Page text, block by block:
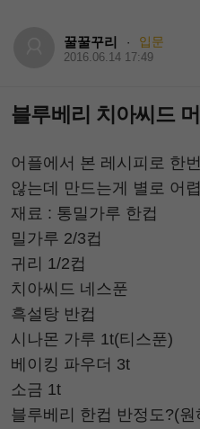
꿀꿀꾸리 · 입문
2016.06.14 17:49
블루베리 치아씨드
어플에서 본 레시피로 한
않는데 만드는게 별로 어
재료 : 통밀가루 한컵
밀가루 2/3컵
귀리 1/2컵
치아씨드 네스푼
흑설탕 반컵
시나몬 가루 1t(티스푼)
베이킹 파우더 3t
소금 1t
블루베리 한컵 반정도?(